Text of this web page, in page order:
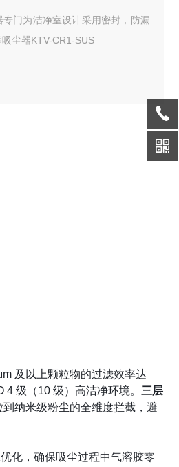
专门为洁净室设计采用密封，防漏
尘器KTV-CR1-SUS
及以上颗粒物的过滤效率达
级（10 级）高洁净环境。 三层
纳米级粉尘的全维度拦截，避
化，确保吸尘过程中气溶胶零